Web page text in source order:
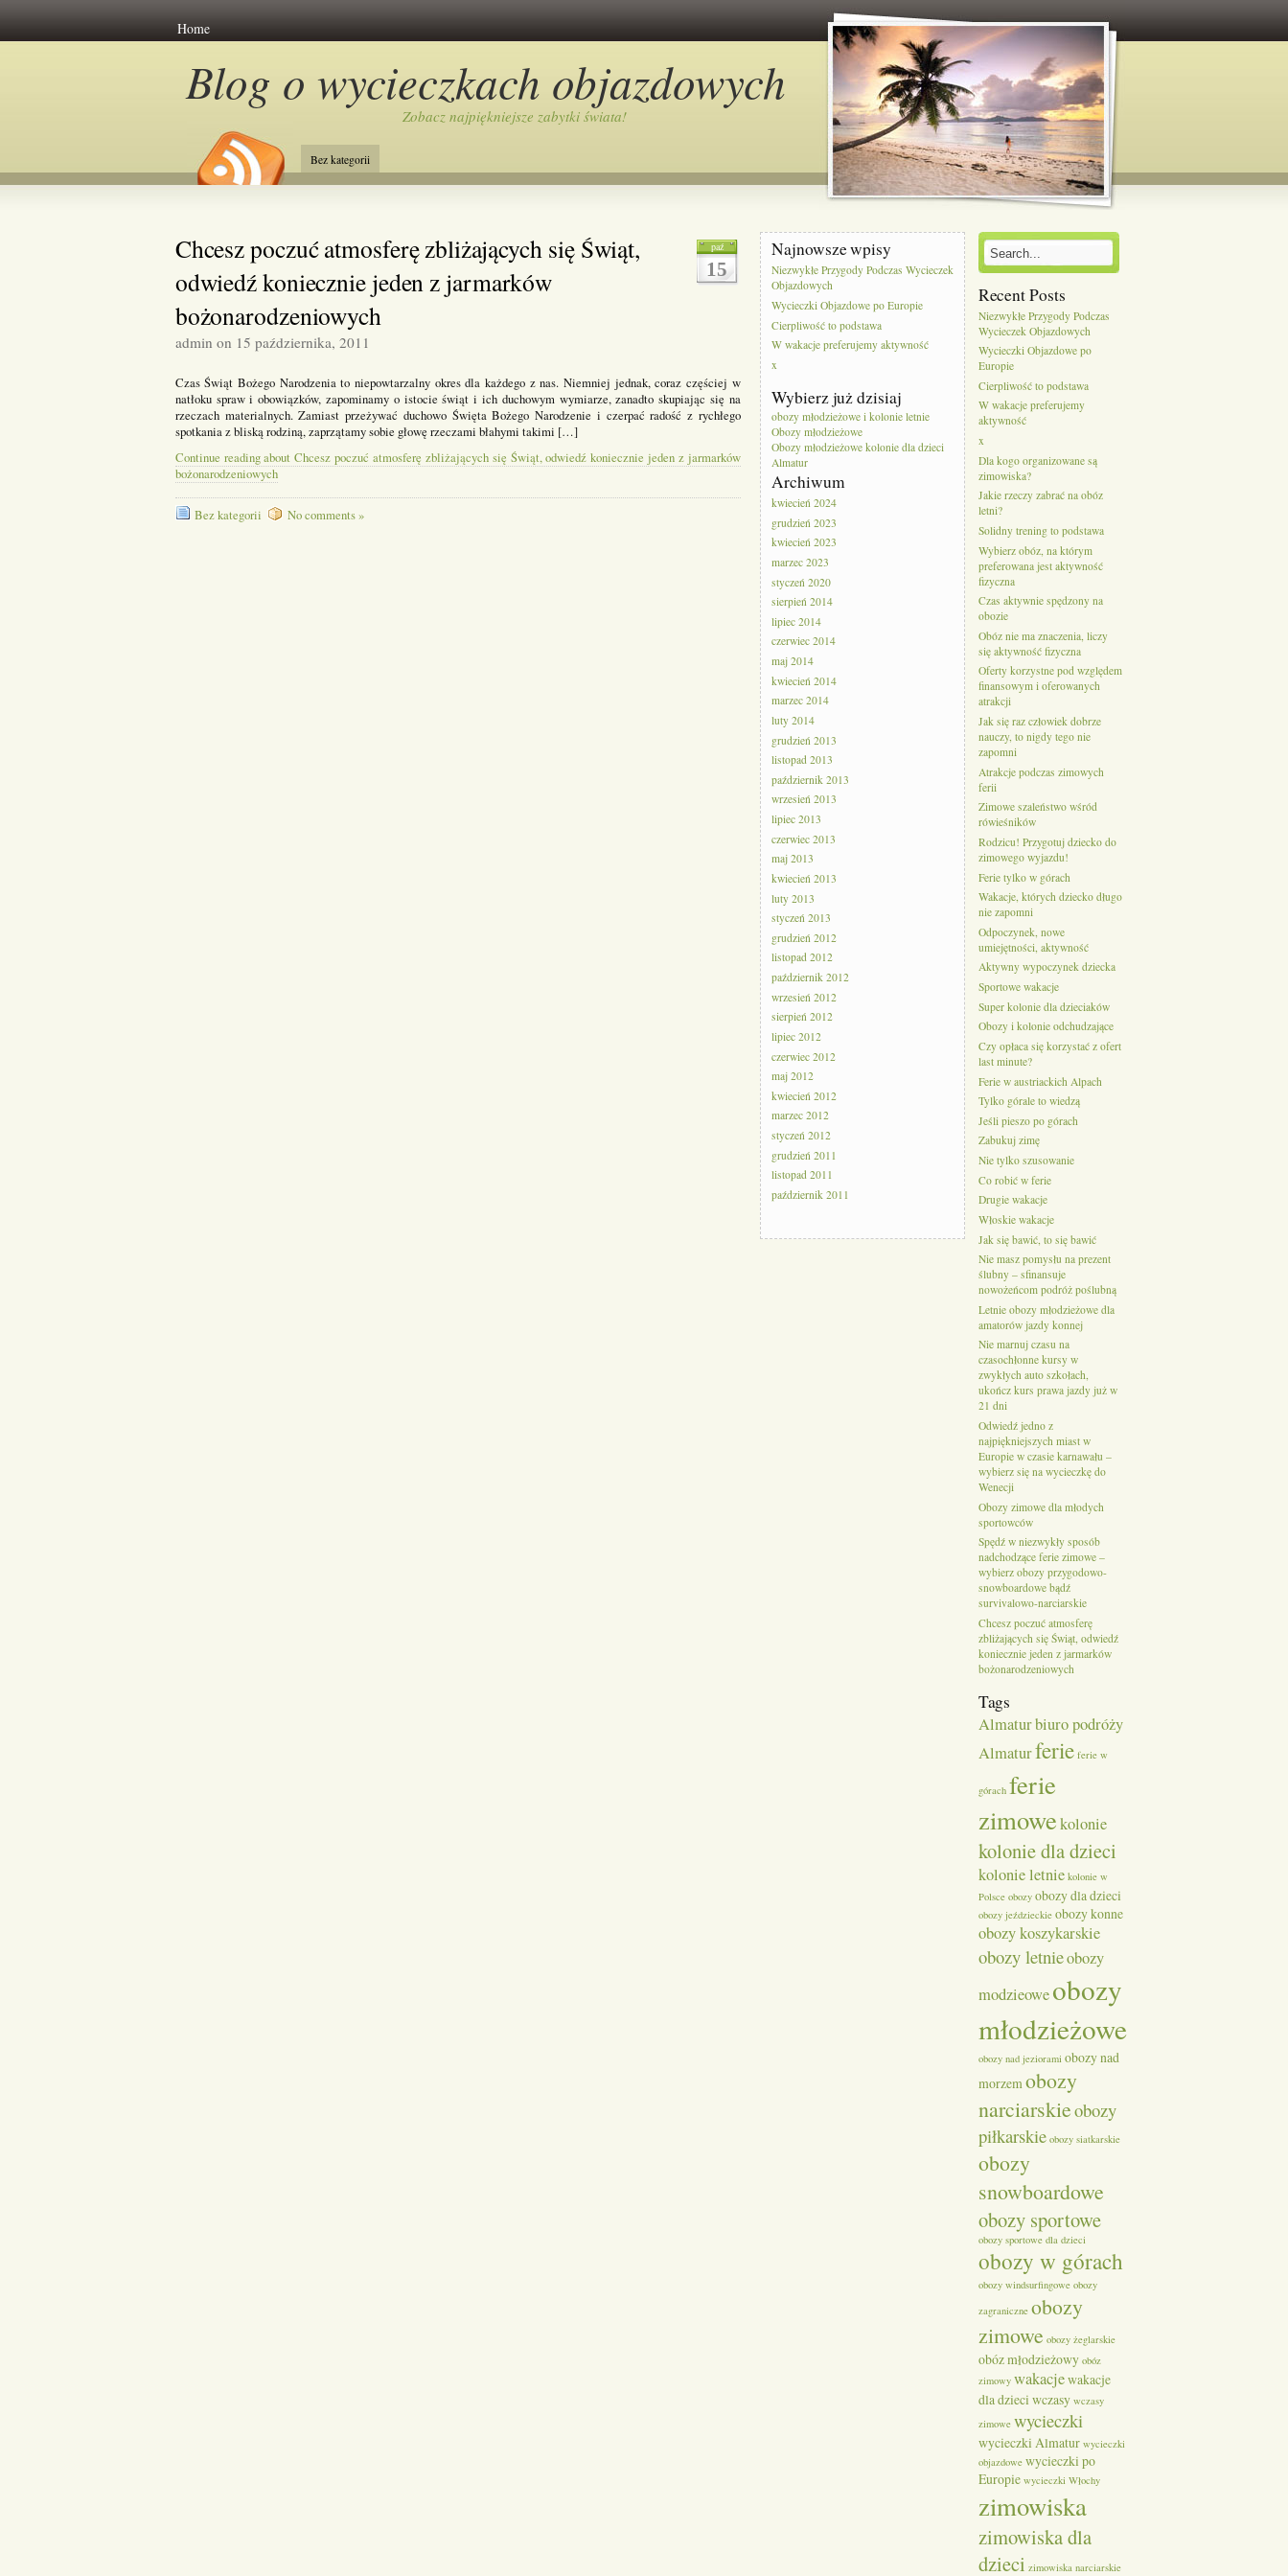
Home
Blog o wycieczkach objazdowych
Zobacz najpiękniejsze zabytki świata!
Bez kategorii
paź
15
Chcesz poczuć atmosferę zbliżających się Świąt,
odwiedź koniecznie jeden z jarmarków
bożonarodzeniowych
admin on 15 października, 2011
Czas Świąt Bożego Narodzenia to niepowtarzalny okres dla każdego z nas. Niemniej jednak, coraz częściej w
natłoku spraw i obowiązków, zapominamy o istocie świąt i ich duchowym wymiarze, zanadto skupiając się na
rzeczach materialnych. Zamiast przeżywać duchowo Święta Bożego Narodzenie i czerpać radość z rychłego
spotkania z bliską rodziną, zaprzątamy sobie głowę rzeczami błahymi takimi […]
Continue reading about Chcesz poczuć atmosferę zbliżających się Świąt, odwiedź koniecznie jeden z jarmarków
bożonarodzeniowych
Bez kategorii No comments »
Najnowsze wpisy
Niezwykłe Przygody Podczas Wycieczek
Objazdowych
Wycieczki Objazdowe po Europie
Cierpliwość to podstawa
W wakacje preferujemy aktywność
x
Wybierz już dzisiaj
obozy młodzieżowe i kolonie letnie
Obozy młodzieżowe
Obozy młodzieżowe kolonie dla dzieci
Almatur
Archiwum
kwiecień 2024
grudzień 2023
kwiecień 2023
marzec 2023
styczeń 2020
sierpień 2014
lipiec 2014
czerwiec 2014
maj 2014
kwiecień 2014
marzec 2014
luty 2014
grudzień 2013
listopad 2013
październik 2013
wrzesień 2013
lipiec 2013
czerwiec 2013
maj 2013
kwiecień 2013
luty 2013
styczeń 2013
grudzień 2012
listopad 2012
październik 2012
wrzesień 2012
sierpień 2012
lipiec 2012
czerwiec 2012
maj 2012
kwiecień 2012
marzec 2012
styczeń 2012
grudzień 2011
listopad 2011
październik 2011
Recent Posts
Niezwykłe Przygody Podczas
Wycieczek Objazdowych
Wycieczki Objazdowe po
Europie
Cierpliwość to podstawa
W wakacje preferujemy
aktywność
x
Dla kogo organizowane są
zimowiska?
Jakie rzeczy zabrać na obóz
letni?
Solidny trening to podstawa
Wybierz obóz, na którym
preferowana jest aktywność
fizyczna
Czas aktywnie spędzony na
obozie
Obóz nie ma znaczenia, liczy
się aktywność fizyczna
Oferty korzystne pod względem
finansowym i oferowanych
atrakcji
Jak się raz człowiek dobrze
nauczy, to nigdy tego nie
zapomni
Atrakcje podczas zimowych
ferii
Zimowe szaleństwo wśród
rówieśników
Rodzicu! Przygotuj dziecko do
zimowego wyjazdu!
Ferie tylko w górach
Wakacje, których dziecko długo
nie zapomni
Odpoczynek, nowe
umiejętności, aktywność
Aktywny wypoczynek dziecka
Sportowe wakacje
Super kolonie dla dzieciaków
Obozy i kolonie odchudzające
Czy opłaca się korzystać z ofert
last minute?
Ferie w austriackich Alpach
Tylko górale to wiedzą
Jeśli pieszo po górach
Zabukuj zimę
Nie tylko szusowanie
Co robić w ferie
Drugie wakacje
Włoskie wakacje
Jak się bawić, to się bawić
Nie masz pomysłu na prezent
ślubny – sfinansuje
nowożeńcom podróż poślubną
Letnie obozy młodzieżowe dla
amatorów jazdy konnej
Nie marnuj czasu na
czasochłonne kursy w
zwykłych auto szkołach,
ukończ kurs prawa jazdy już w
21 dni
Odwiedź jedno z
najpiękniejszych miast w
Europie w czasie karnawału –
wybierz się na wycieczkę do
Wenecji
Obozy zimowe dla młodych
sportowców
Spędź w niezwykły sposób
nadchodzące ferie zimowe –
wybierz obozy przygodowo-
snowboardowe bądź
survivalowo-narciarskie
Chcesz poczuć atmosferę
zbliżających się Świąt, odwiedź
koniecznie jeden z jarmarków
bożonarodzeniowych
Tags
Almaturbiuro podróży
Almaturferie ferie w
górach ferie
zimowekolonie
kolonie dla dzieci
kolonie letnie kolonie w
Polsce obozy obozy dla dzieci
obozy jeździeckie obozy konne
obozy koszykarskie
obozy letnieobozy
modzieoweobozy
młodzieżowe
obozy nad jeziorami obozy nad
morzemobozy
narciarskieobozy
piłkarskie obozy siatkarskie
obozy
snowboardowe
obozy sportowe
obozy sportowe dla dzieci
obozy w górach
obozy windsurfingowe obozy
zagraniczne obozy
zimowe obozy żeglarskie
obóz młodzieżowy obóz
zimowy wakacjewakacje
dla dzieci wczasy wczasy
zimowe wycieczki
wycieczki Almatur wycieczki
objazdowe wycieczki po
Europie wycieczki Włochy
zimowiska
zimowiska dla
dzieci zimowiska narciarskie